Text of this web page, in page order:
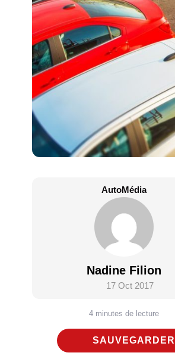
AutoMédia
Nadine Filion
17 Oct 2017
4 minutes de lecture
SAUVEGARDER